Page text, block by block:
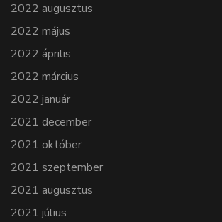
2022 augusztus
2022 május
2022 április
2022 március
2022 január
2021 december
2021 október
2021 szeptember
2021 augusztus
2021 július